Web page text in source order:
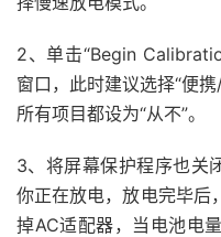
2、单击“Begin
窗口，此时建议选择“便
所有项目都设为“从不”。
3、将屏幕保护程序也关
你正在放电，放电完毕后
掉AC适配器，当电池电